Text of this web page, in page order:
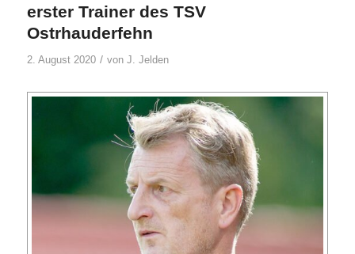
erster Trainer des TSV
Ostrhauderfehn
2. August 2020 / von J. Jelden